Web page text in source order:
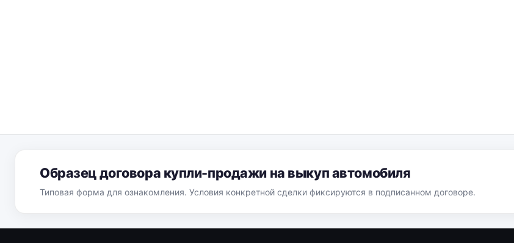
Образец договора купли-продажи на выкуп автомобиля
Типовая форма для ознакомления. Условия конкретной сделки фиксируются в подписанном договоре.